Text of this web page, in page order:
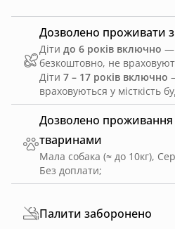
Дозволено
тваринами
Мала собака (≈ до 10кг),
Без доплати;
Дозволено проживати
Діти до 6 років включно —
безкоштовно, не
Діти 7 – 17 років включно
враховуються у місткість
Палити заборонено